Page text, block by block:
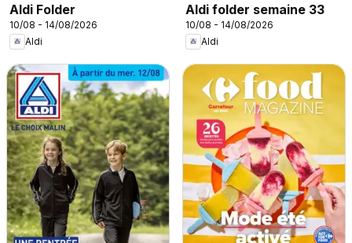
Aldi Folder
10/08 - 14/08/2026
Aldi
Aldi folder semaine 33
10/08 - 14/08/2026
Aldi